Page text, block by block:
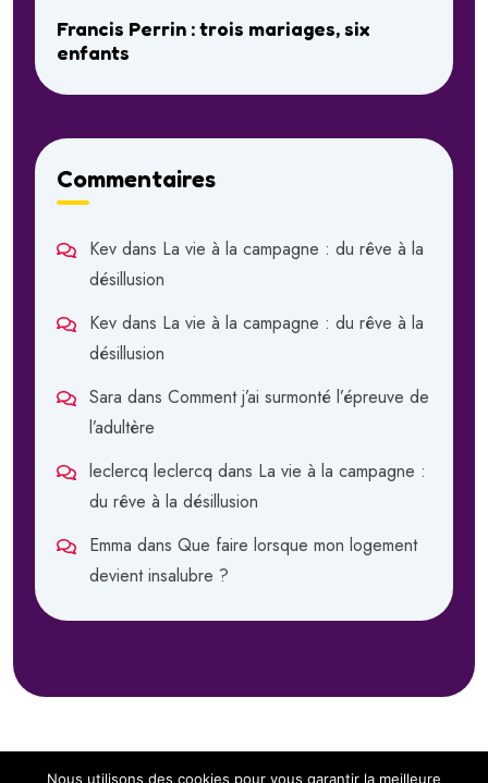
Francis Perrin : trois mariages, six
enfants
Commentaires
Kev dans La vie à la campagne : du rêve à la
désillusion
Kev dans La vie à la campagne : du rêve à la
désillusion
Sara dans Comment j’ai surmonté l’épreuve de
l’adultère
leclercq leclercq dans La vie à la campagne :
du rêve à la désillusion
Emma dans Que faire lorsque mon logement
devient insalubre ?
Nous utilisons des cookies pour vous garantir la meilleure